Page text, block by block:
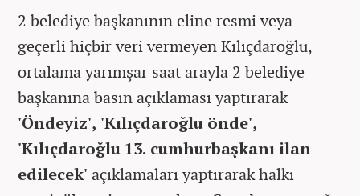
2 belediye başkanının eline resmi veya
geçerli hiçbir veri vermeyen Kılıçdaroğlu,
ortalama yarımşar saat arayla 2 belediye
başkanına basın açıklaması yaptırarak
'Öndeyiz', 'Kılıçdaroğlu önde',
'Kılıçdaroğlu 13. cumhurbaşkanı ilan
edilecek' açıklamaları yaptırarak halkı